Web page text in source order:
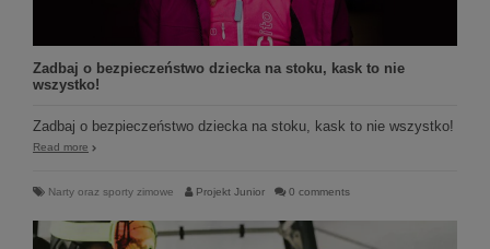
Zadbaj o bezpieczeństwo dziecka na stoku, kask to nie
wszystko!
Zadbaj o bezpieczeństwo dziecka na stoku, kask to nie wszystko!
Read more
Narty oraz sporty zimowe Projekt Junior 0 comments